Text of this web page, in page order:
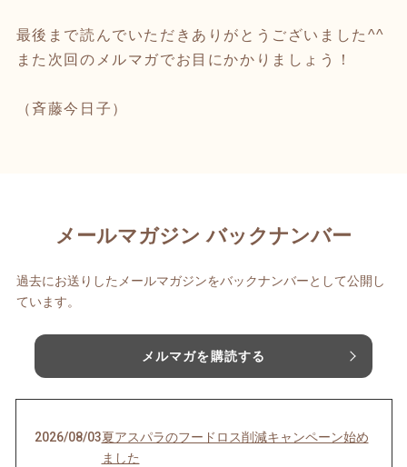
最後まで読んでいただきありがとうございました^^
また次回のメルマガでお目にかかりましょう！
（斉藤今日子）
メールマガジン バックナンバー
過去にお送りしたメールマガジンをバックナンバーとして公開し
ています。
メルマガを購読する
2026/08/03夏アスパラのフードロス削減キャンペーン始め
ました